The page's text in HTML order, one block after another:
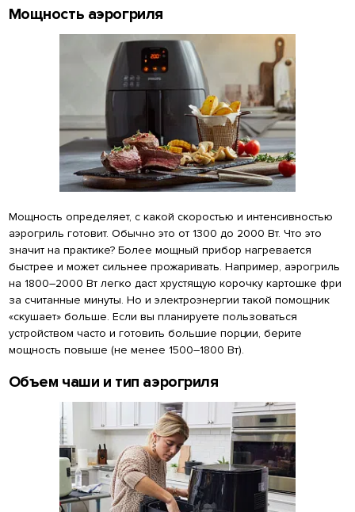
Мощность аэрогриля
Мощность определяет, с какой скоростью и интенсивностью
аэрогриль готовит. Обычно это от 1300 до 2000 Вт. Что это
значит на практике? Более мощный прибор нагревается
быстрее и может сильнее прожаривать. Например, аэрогриль
на 1800–2000 Вт легко даст хрустящую корочку картошке фри
за считанные минуты. Но и электроэнергии такой помощник
«скушает» больше. Если вы планируете пользоваться
устройством часто и готовить большие порции, берите
мощность повыше (не менее 1500–1800 Вт).
Объем чаши и тип аэрогриля